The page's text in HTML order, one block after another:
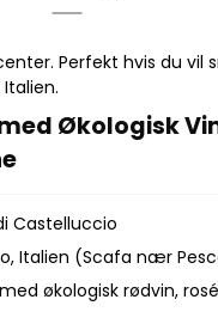
Perfekt hvis du
Økologisk
Castelluccio
Italien (Scafa nær
økologisk rødvin,